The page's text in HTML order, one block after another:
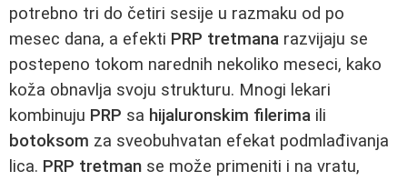
potrebno tri do četiri sesije u razmaku od po
mesec dana, a efekti PRP tretmana razvijaju se
postepeno tokom narednih nekoliko meseci, kako
koža obnavlja svoju strukturu. Mnogi lekari
kombinuju PRP sa hijaluronskim filerima ili
botoksom za sveobuhvatan efekat podmlađivanja
lica. PRP tretman se može primeniti i na vratu,